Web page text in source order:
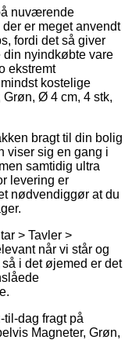
nuværende
er meget anvendt
fordi det så giver
din nyindkøbte vare
ekstremt
kostelige
Grøn, Ø 4 cm, 4 stk,
bragt til din bolig
viser sig en gang i
samtidig ultra
levering er
nødvendiggør at du
> Tavler >
når vi står og
i det øjemed er det
dag fragt på
Magneter, Grøn,